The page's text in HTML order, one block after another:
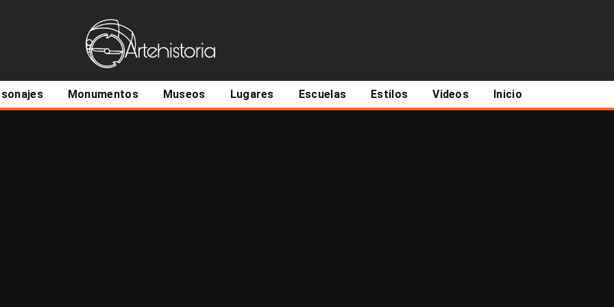
Monumentos Museos Lugares Escuelas Estilos Videos Inicio